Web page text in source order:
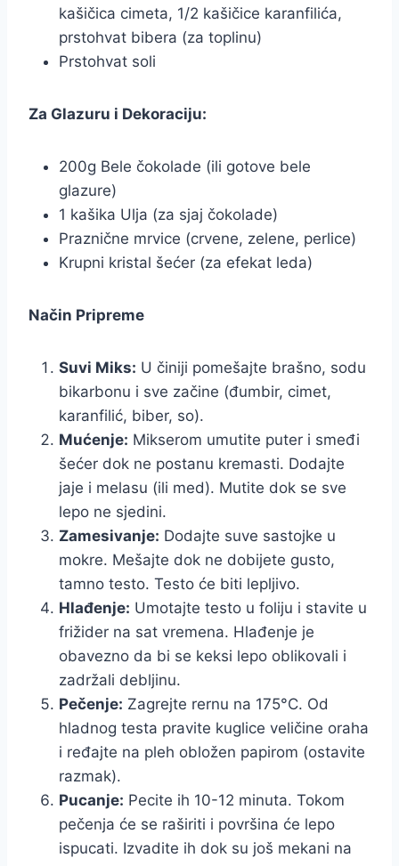
kašičica cimeta, 1/2 kašičice karanfilića,
prstohvat bibera (za toplinu)
Prstohvat soli
Za Glazuru i Dekoraciju:
200g Bele čokolade (ili gotove bele
glazure)
1 kašika Ulja (za sjaj čokolade)
Praznične mrvice (crvene, zelene, perlice)
Krupni kristal šećer (za efekat leda)
Način Pripreme
Suvi Miks: U činiji pomešajte brašno, sodu
bikarbonu i sve začine (đumbir, cimet,
karanfilić, biber, so).
Mućenje: Mikserom umutite puter i smeđi
šećer dok ne postanu kremasti. Dodajte
jaje i melasu (ili med). Mutite dok se sve
lepo ne sjedini.
Zamesivanje: Dodajte suve sastojke u
mokre. Mešajte dok ne dobijete gusto,
tamno testo. Testo će biti lepljivo.
Hlađenje: Umotajte testo u foliju i stavite u
frižider na sat vremena. Hlađenje je
obavezno da bi se keksi lepo oblikovali i
zadržali debljinu.
Pečenje: Zagrejte rernu na 175°C. Od
hladnog testa pravite kuglice veličine oraha
i ređajte na pleh obložen papirom (ostavite
razmak).
Pucanje: Pecite ih 10-12 minuta. Tokom
pečenja će se raširiti i površina će lepo
ispucati. Izvadite ih dok su još mekani na